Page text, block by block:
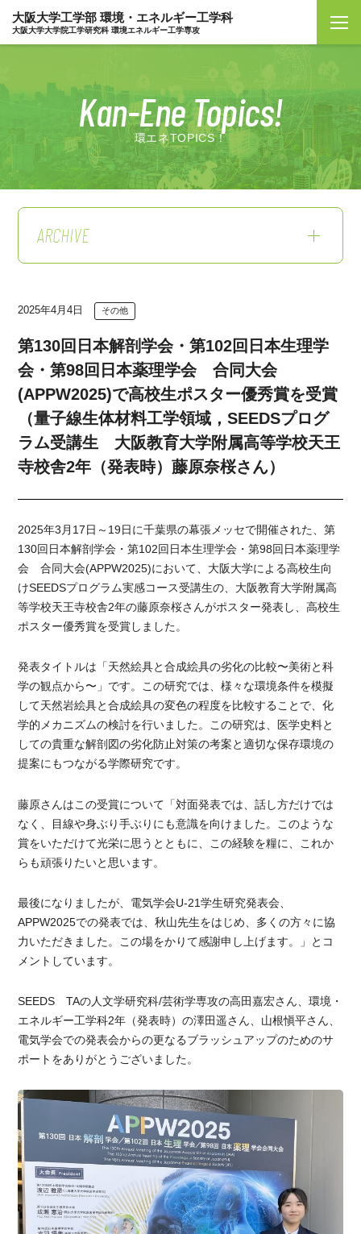
大阪大学工学部 環境・エネルギー工学科
大阪大学大学院工学研究科 環境エネルギー工学専攻
ARCHIVE
Kan-Ene Topics!
環エネTOPICS！
2025年4月4日 その他
第130回日本解剖学会・第102回日本生理学
会・第98回日本薬理学会 合同大会
(APPW2025)で高校生ポスター優秀賞を受賞
（量子線生体材料工学領域，SEEDSプログ
ラム受講生 大阪教育大学附属高等学校天王
寺校舎2年（発表時）藤原奈桜さん）
2025年3月17日～19日に千葉県の幕張メッセで開催された、第
130回日本解剖学会・第102回日本生理学会・第98回日本薬理学
会 合同大会(APPW2025)において、大阪大学による高校生向
けSEEDSプログラム実感コース受講生の、大阪教育大学附属高
等学校天王寺校舎2年の藤原奈桜さんがポスター発表し、高校生
ポスター優秀賞を受賞しました。
発表タイトルは「天然絵具と合成絵具の劣化の⽐較〜美術と科
学の観点から〜」です。この研究では、様々な環境条件を模擬
して天然岩絵具と合成絵具の変色の程度を比較することで、化
学的メカニズムの検討を行いました。この研究は、医学史料と
しての貴重な解剖図の劣化防止対策の考案と適切な保存環境の
提案にもつながる学際研究です。
藤原さんはこの受賞について「対面発表では、話し方だけでは
なく、目線や身ぶり手ぶりにも意識を向けました。このような
賞をいただけて光栄に思うとともに、この経験を糧に、これか
らも頑張りたいと思います。
最後になりましたが、電気学会U-21学生研究発表会、
APPW2025での発表では、秋山先生をはじめ、多くの方々に協
力いただきました。この場をかりて感謝申し上げます。」とコ
メントしています。
SEEDS TAの人文学研究科/芸術学専攻の高田嘉宏さん、環境・
エネルギー工学科2年（発表時）の澤田遥さん、山根愼平さん、
電気学会での発表会からの更なるブラッシュアップのためのサ
ポートをありがとうございました。